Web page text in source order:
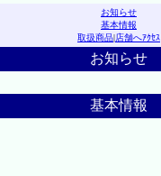
お知らせ
基本情報
取扱商品|店舗へｱｸｾｽ
お知らせ
基本情報